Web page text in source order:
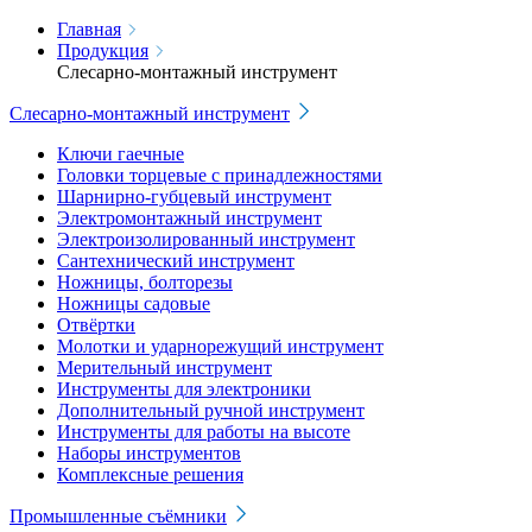
Главная
Продукция
Слесарно-монтажный инструмент
Слесарно-монтажный инструмент
Ключи гаечные
Головки торцевые с принадлежностями
Шарнирно-губцевый инструмент
Электромонтажный инструмент
Электроизолированный инструмент
Сантехнический инструмент
Ножницы, болторезы
Ножницы садовые
Отвёртки
Молотки и ударнорежущий инструмент
Мерительный инструмент
Инструменты для электроники
Дополнительный ручной инструмент
Инструменты для работы на высоте
Наборы инструментов
Комплексные решения
Промышленные съёмники